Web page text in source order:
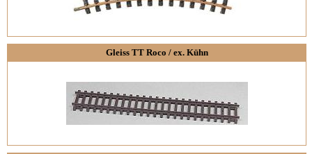
Gleiss TT Roco / ex. Kühn